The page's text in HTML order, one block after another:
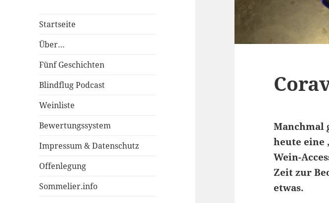
Startseite
Über…
Fünf Geschichten
Blindflug Podcast
Weinliste
Bewertungssystem
Impressum & Datenschutz
Offenlegung
Sommelier.info
Manchmal
heute eine
Wein-
Zeit zur
etwas.